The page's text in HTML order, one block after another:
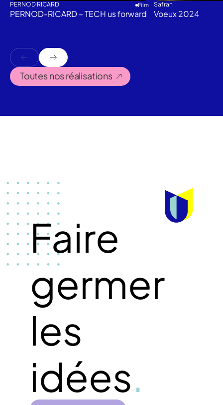
PERNOD RICARD Film
PERNOD-RICARD – TECH us forward
Safran
Voeux 2024
Toutes nos réalisations
Faire
germer
les
idées.